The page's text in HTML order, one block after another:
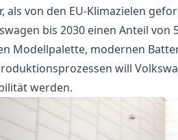
als von den EU-Klimazielen
bis 2030 einen Anteil von
Modellpalette, modernen
will
werden.